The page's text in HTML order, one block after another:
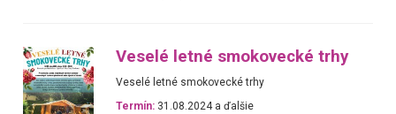
Veselé letné smokovecké trhy
Veselé letné smokovecké trhy
Termín: 31.08.2024 a ďalšie